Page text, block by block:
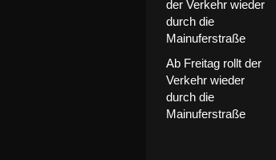
Ab Freitag rollt der
Verkehr wieder
durch die
Mainuferstraße